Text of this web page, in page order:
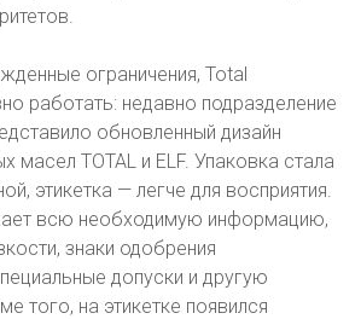
ограничения, Total
работать: недавно подразделение
обновленный дизайн
масел TOTAL и ELF. Упаковка стала
этикетка — легче для восприятия.
всю необходимую информацию,
знаки одобрения
допуски и другую
того, на этикетке появился